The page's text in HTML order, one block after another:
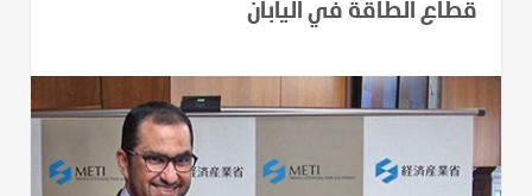
قطاع الطاقة في اليابان